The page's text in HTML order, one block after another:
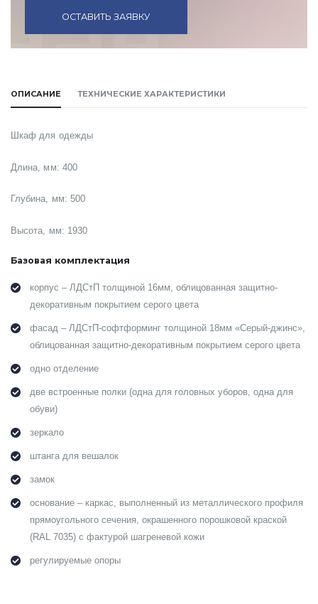
ОСТАВИТЬ ЗАЯВКУ
ОПИСАНИЕ ТЕХНИЧЕСКИЕ ХАРАКТЕРИСТИКИ
Шкаф для одежды
Длина, мм: 400
Глубина, мм: 500
Высота, мм: 1930
Базовая комплектация
корпус – ЛДСтП толщиной 16мм, облицованная защитно-
декоративным покрытием серого цвета
фасад – ЛДСтП-софтформинг толщиной 18мм «Серый-джинс»,
облицованная защитно-декоративным покрытием серого цвета
одно отделение
две встроенные полки (одна для головных уборов, одна для
обуви)
зеркало
штанга для вешалок
замок
основание – каркас, выполненный из металлического профиля
прямоугольного сечения, окрашенного порошковой краской
(RAL 7035) с фактурой шагреневой кожи
регулируемые опоры